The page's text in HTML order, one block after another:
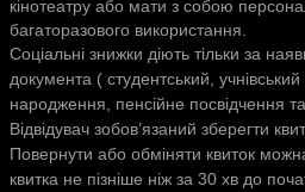
кінотеатру або мати з собою
багаторазового використання.
Соціальні знижки діють тільки за
документа ( студентський,
народження, пенсійне посвідчення
Відвідувач зобов’язаний зберегти
Повернути або обміняти квиток
квитка не пізніше ніж за 30 хв до